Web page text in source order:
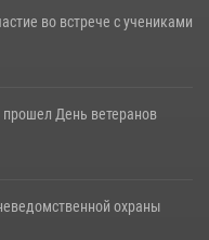
во встрече с учениками
День ветеранов
охраны